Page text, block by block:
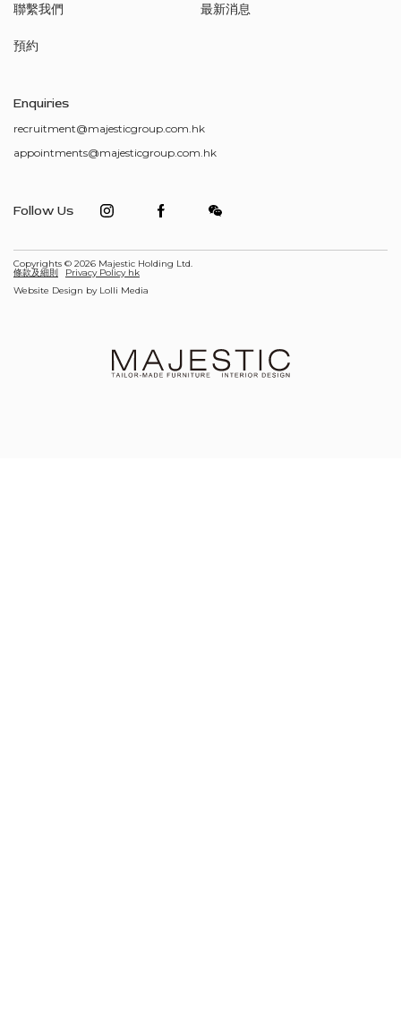
聯繫我們 最新消息
預約
Enquiries
recruitment@majesticgroup.com.hk
appointments@majesticgroup.com.hk
Follow Us
Copyrights © 2026 Majestic Holding Ltd.
條款及細則
Privacy Policy hk
Website Design by Lolli Media